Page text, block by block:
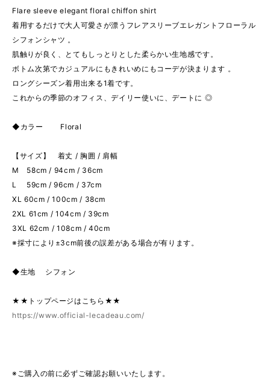
Flare sleeve elegant floral chiffon shirt
着用するだけで大人可愛さが漂うフレアスリーブエレガントフローラル
シフォンシャツ 。
肌触りが良く、とてもしっとりとした柔らかい生地感です。
ボトム次第でカジュアルにもきれいめにもコーデが決まります 。
ロングシーズン着用出来る1着です。
これからの季節のオフィス、デイリー使いに、デートに ◎
◆カラー Floral
【サイズ】 着丈 / 胸囲 / 肩幅
M 58cm / 94cm / 36cm
L 59cm / 96cm / 37cm
XL 60cm / 100cm / 38cm
2XL 61cm / 104cm / 39cm
3XL 62cm / 108cm / 40cm
※採寸により±3cm前後の誤差がある場合が有ります。
◆生地 シフォン
★★トップページはこちら★★
https://www.official-lecadeau.com/
※ご購入の前に必ずご確認お願いいたします。